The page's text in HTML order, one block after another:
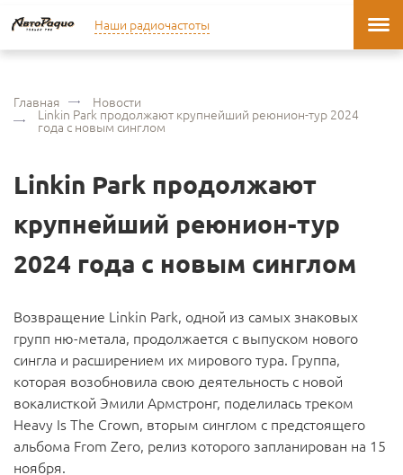
Наши радиочастоты
Главная Новости
Linkin Park продолжают крупнейший реюнион-тур 2024
года с новым синглом
Linkin Park продолжают
крупнейший реюнион-тур
2024 года с новым синглом
Возвращение Linkin Park, одной из самых знаковых
групп ню-метала, продолжается с выпуском нового
сингла и расширением их мирового тура. Группа,
которая возобновила свою деятельность с новой
вокалисткой Эмили Армстронг, поделилась треком
Heavy Is The Crown, вторым синглом с предстоящего
альбома From Zero, релиз которого запланирован на 15
ноября.